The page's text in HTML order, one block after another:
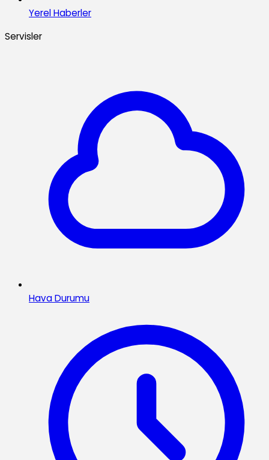
Yerel Haberler
Servisler
Hava Durumu